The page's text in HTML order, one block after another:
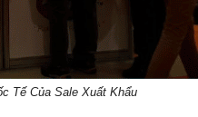
Tế Của Sale Xuất Khẩu